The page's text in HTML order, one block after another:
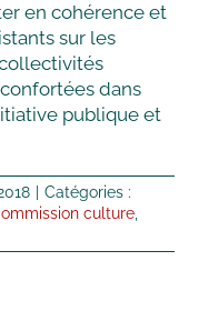
en cohérence et
sur les
dans
publique et
Catégories :
culture